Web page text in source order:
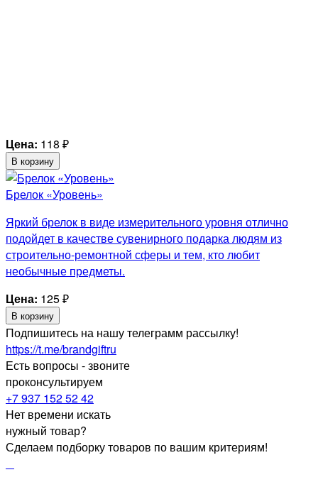
Цена: 118 ₽
В корзину
Брелок «Уровень»
Яркий брелок в виде измерительного уровня отлично
подойдет в качестве сувенирного подарка людям из
строительно-ремонтной сферы и тем, кто любит
необычные предметы.
Цена: 125₽
В корзину
Подпишитесь на нашу телеграмм рассылку!
https://t.me/brandgiftru
Есть вопросы - звоните
проконсультируем
+7 937 152 52 42
Нет времени искать
нужный товар?
Сделаем подборку товаров по вашим критериям!